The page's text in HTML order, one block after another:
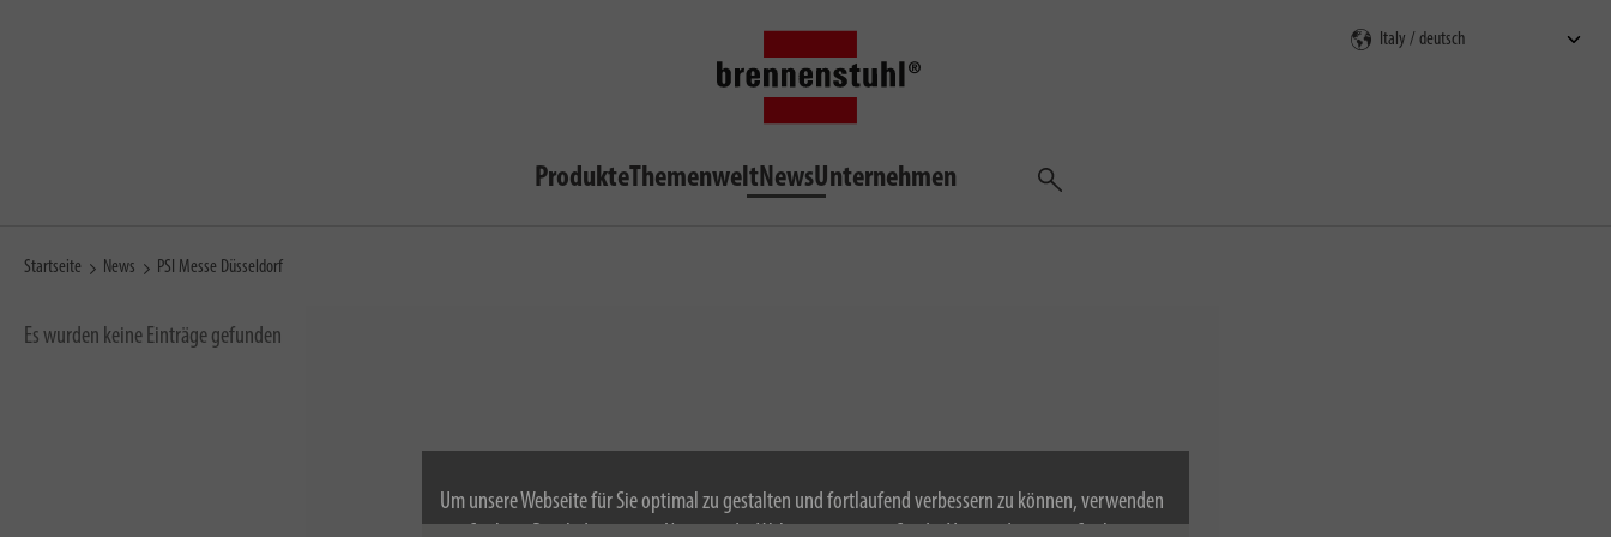
Um unsere Webseite für Sie optimal zu gestalten und fortlaufend verbessern zu können, verwenden
ProdukteThemenweltNewsUnternehmen
Suchen
Startseite News PSI Messe Düsseldorf
Es wurden keine Einträge gefunden